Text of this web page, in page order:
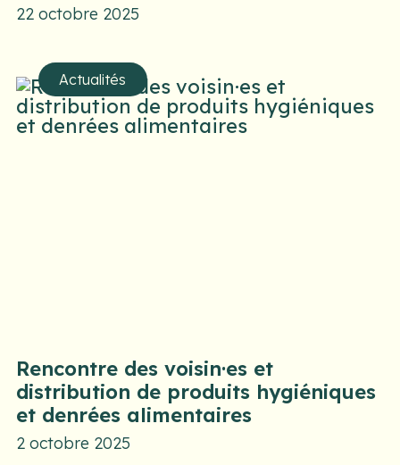
22 octobre 2025
Actualités
Rencontre des voisin·es et
distribution de produits hygiéniques
et denrées alimentaires
2 octobre 2025